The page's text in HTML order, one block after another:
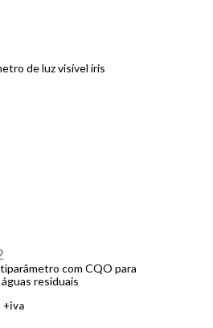
de luz visível iris
com CQO para
residuais
+iva